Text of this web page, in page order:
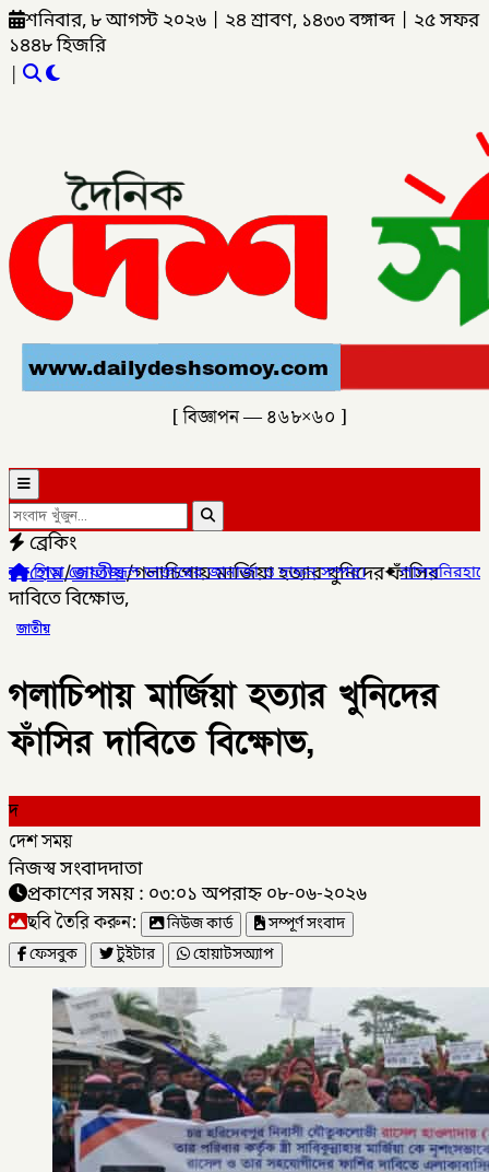
শনিবার, ৮ আগস্ট ২০২৬ ২৪ শ্রাবণ, ১৪৩৩ বঙ্গাব্দ
২৫ সফর
১৪৪৮ হিজরি
|
[ বিজ্ঞাপন — ৪৬৮×৬০ ]
ব্রেকিং
তোফাজ্জল ডাক্তারের জানাজা ও দাফন সম্পন্ন।✦লালমনিরহাটের ৫
হোম/জাতীয়/গলাচিপায় মার্জিয়া হত্যার খুনিদের ফাঁসির
দাবিতে বিক্ষোভ,
জাতীয়
গলাচিপায় মার্জিয়া হত্যার খুনিদের
ফাঁসির দাবিতে বিক্ষোভ,
দ
দেশ সময়
নিজস্ব সংবাদদাতা
প্রকাশের সময় : ০৩:০১ অপরাহ্ন ০৮-০৬-২০২৬
ছবি তৈরি করুন: নিউজ কার্ড
সম্পূর্ণ সংবাদ
ফেসবুক
টুইটার হোয়াটসঅ্যাপ